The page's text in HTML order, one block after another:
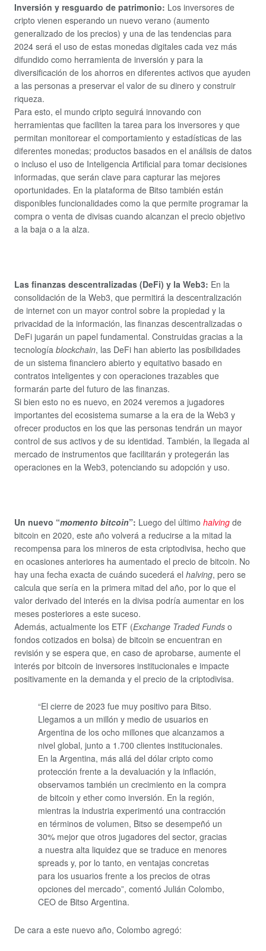
Inversión y resguardo de patrimonio: Los inversores de
cripto vienen esperando un nuevo verano (aumento
generalizado de los precios) y una de las tendencias para
2024 será el uso de estas monedas digitales cada vez más
difundido como herramienta de inversión y para la
diversificación de los ahorros en diferentes activos que ayuden
a las personas a preservar el valor de su dinero y construir
riqueza.
Para esto, el mundo cripto seguirá innovando con
herramientas que faciliten la tarea para los inversores y que
permitan monitorear el comportamiento y estadísticas de las
diferentes monedas; productos basados en el análisis de datos
o incluso el uso de Inteligencia Artificial para tomar decisiones
informadas, que serán clave para capturar las mejores
oportunidades. En la plataforma de Bitso también están
disponibles funcionalidades como la que permite programar la
compra o venta de divisas cuando alcanzan el precio objetivo
a la baja o a la alza.
Las finanzas descentralizadas (DeFi) y la Web3: En la
consolidación de la Web3, que permitirá la descentralización
de internet con un mayor control sobre la propiedad y la
privacidad de la información, las finanzas descentralizadas o
DeFi jugarán un papel fundamental. Construidas gracias a la
tecnología blockchain, las DeFi han abierto las posibilidades
de un sistema financiero abierto y equitativo basado en
contratos inteligentes y con operaciones trazables que
formarán parte del futuro de las finanzas.
Si bien esto no es nuevo, en 2024 veremos a jugadores
importantes del ecosistema sumarse a la era de la Web3 y
ofrecer productos en los que las personas tendrán un mayor
control de sus activos y de su identidad. También, la llegada al
mercado de instrumentos que facilitarán y protegerán las
operaciones en la Web3, potenciando su adopción y uso.
Un nuevo “momento bitcoin”: Luego del último halving de
bitcoin en 2020, este año volverá a reducirse a la mitad la
recompensa para los mineros de esta criptodivisa, hecho que
en ocasiones anteriores ha aumentado el precio de bitcoin. No
hay una fecha exacta de cuándo sucederá el halving, pero se
calcula que sería en la primera mitad del año, por lo que el
valor derivado del interés en la divisa podría aumentar en los
meses posteriores a este suceso.
Además, actualmente los ETF (Exchange Traded Funds o
fondos cotizados en bolsa) de bitcoin se encuentran en
revisión y se espera que, en caso de aprobarse, aumente el
interés por bitcoin de inversores institucionales e impacte
positivamente en la demanda y el precio de la criptodivisa.
“El cierre de 2023 fue muy positivo para Bitso.
Llegamos a un millón y medio de usuarios en
Argentina de los ocho millones que alcanzamos a
nivel global, junto a 1.700 clientes institucionales.
En la Argentina, más allá del dólar cripto como
protección frente a la devaluación y la inflación,
observamos también un crecimiento en la compra
de bitcoin y ether como inversión. En la región,
mientras la industria experimentó una contracción
en términos de volumen, Bitso se desempeñó un
30% mejor que otros jugadores del sector, gracias
a nuestra alta liquidez que se traduce en menores
spreads y, por lo tanto, en ventajas concretas
para los usuarios frente a los precios de otras
opciones del mercado”, comentó Julián Colombo,
CEO de Bitso Argentina.
De cara a este nuevo año, Colombo agregó: